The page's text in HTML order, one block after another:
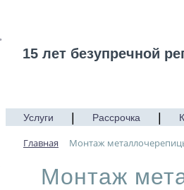
15 лет безупречной
Услуги Рассрочка
Главная Монтаж
Монтаж